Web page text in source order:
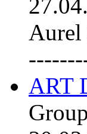
Aurel
ART